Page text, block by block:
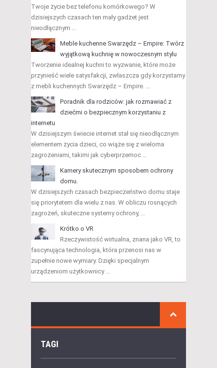
Twoje życie bez telefonu komórkowego? W
dzisiejszych czasach ten mały gadżet jest
nieodłącznym …
Meble kuchenne Swarzędz – Empire: Twórz
wyjątkową kuchnię w nowoczesnym stylu
Tworzenie idealnej kuchni to wyzwanie, które może
przynieść wiele satysfakcji, zwłaszcza gdy korzystamy
z mebli kuchennych Swarzędz – Empire. …
Poradnik dla rodziców: jak rozmawiać z
dziećmi o bezpiecznym korzystaniu z
internetu
W dzisiejszym świecie internet stał się nieodłącznym
elementem życia dzieci, co wiąże się z wieloma
zagrożeniami, takimi jak cyberprzemoc …
Kamery skutecznym sposobem ochrony
domu.
W dzisiejszych czasach bezpieczeństwo domu staje
się priorytetem dla wielu z nas. W obliczu rosnących
zagrożeń, skuteczne systemy ochrony, …
Krótko o VR
Rzeczywistość wirtualna, znana jako VR, to
fascynująca technologia, która przenosi nas w
zupełnie nowe wymiary. Dzięki specjalnym
urządzeniom użytkownicy …
TAGI